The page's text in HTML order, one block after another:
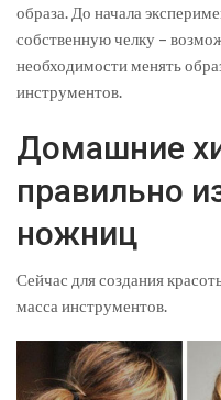
образа. До начала
собственную челку –
необходимости менять
инструментов.
Домашние
правильно
ножниц
Сейчас для создания
масса инструментов.